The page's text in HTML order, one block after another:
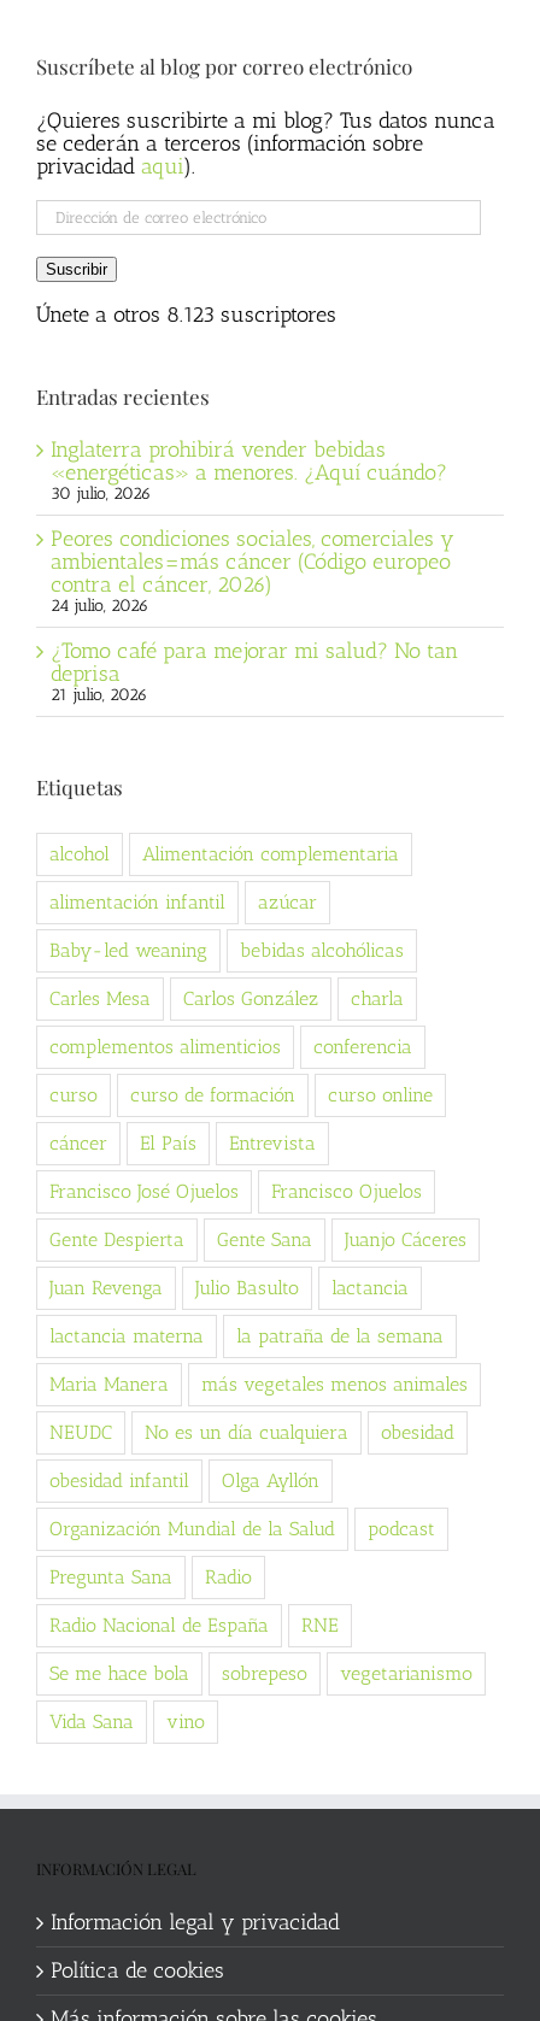
Suscríbete al blog por correo electrónico
¿Quieres suscribirte a mi blog? Tus datos nunca
se cederán a terceros (información sobre
privacidad aqui).
Dirección
de
correo
electrónico
Suscribir
Únete a otros 8.123 suscriptores
Entradas recientes
Inglaterra prohibirá vender bebidas
«energéticas» a menores. ¿Aquí cuándo?
30 julio, 2026
Peores condiciones sociales, comerciales y
ambientales=más cáncer (Código europeo
contra el cáncer, 2026)
24 julio, 2026
¿Tomo café para mejorar mi salud? No tan
deprisa
21 julio, 2026
Etiquetas
alcohol Alimentación complementaria
alimentación infantil azúcar
Baby-led weaning bebidas alcohólicas
Carles Mesa Carlos González charla
complementos alimenticios conferencia
curso curso de formación curso online
cáncer El País Entrevista
Francisco José Ojuelos Francisco Ojuelos
Gente Despierta Gente Sana Juanjo Cáceres
Juan Revenga Julio Basulto lactancia
lactancia materna la patraña de la semana
Maria Manera más vegetales menos animales
NEUDC No es un día cualquiera obesidad
obesidad infantil Olga Ayllón
Organización Mundial de la Salud podcast
Pregunta Sana Radio
Radio Nacional de España RNE
Se me hace bola sobrepeso vegetarianismo
Vida Sana vino
INFORMACIÓN LEGAL
Información legal y privacidad
Política de cookies